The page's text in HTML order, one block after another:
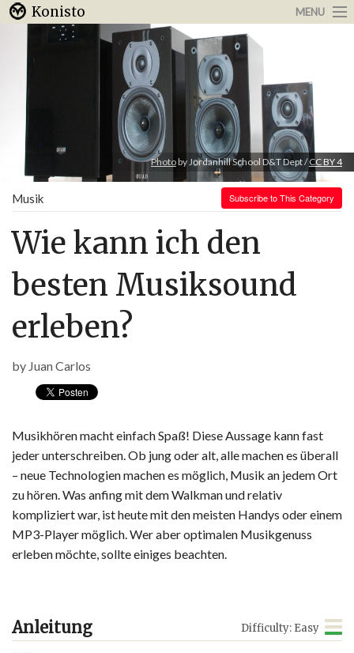
Konisto MENU
Arbeit & Karriere
Internet
Photoby Jordanhill School D&T Dept /CC BY 4
Musik Subscribe to This Category
Wie kann ich den
besten Musiksound
erleben?
by Juan Carlos
Musikhören macht einfach Spaß! Diese Aussage kann fast
jeder unterschreiben. Ob jung oder alt, alle machen es überall
– neue Technologien machen es möglich, Musik an jedem Ort
zu hören. Was anfing mit dem Walkman und relativ
kompliziert war, ist heute mit den meisten Handys oder einem
MP3-Player möglich. Wer aber optimalen Musikgenuss
erleben möchte, sollte einiges beachten.
Anleitung Difficulty: Easy